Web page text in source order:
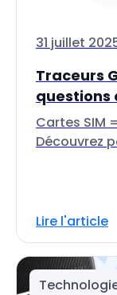
31 juillet
Traceurs
questions
Cartes SIM
Découvrez
Lire l'article